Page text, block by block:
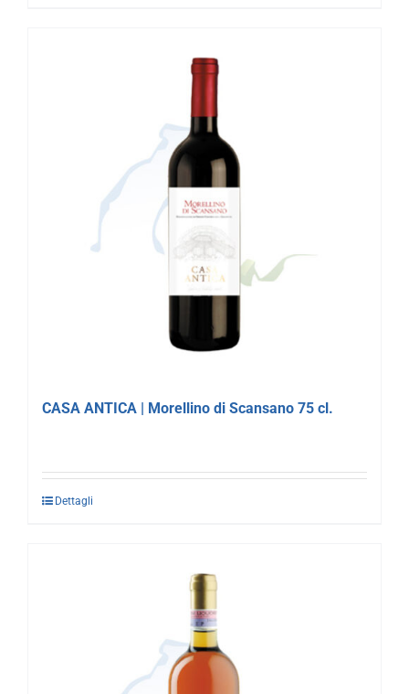
CASA ANTICA | Morellino di Scansano 75 cl.
Dettagli